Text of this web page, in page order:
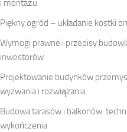
i montażu
Piękny ogród – układanie kostki
Wymogi prawne i przepisy
inwestorów
Projektowanie budynków
wyzwania i rozwiązania
Budowa tarasów i balkonów:
wykończenia